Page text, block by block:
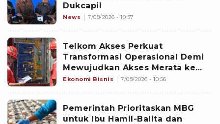
Dukcapil
News 7/08/2026 - 10:57
Telkom Akses Perkuat
Transformasi Operasional Demi
Mewujudkan Akses Merata ke
Seluruh Negeri
Ekonomi Bisnis 7/08/2026 - 10:56
Pemerintah Prioritaskan MBG
untuk Ibu Hamil-Balita dan